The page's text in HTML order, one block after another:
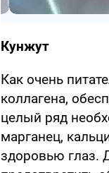
Кунжут
Как очень
коллагена,
целый ряд
марганец,
здоровью глаз.